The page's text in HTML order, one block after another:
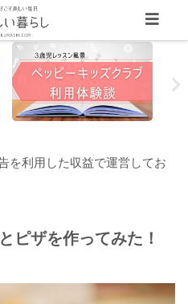
を利用した収益で運営してお
ピザを作ってみた！